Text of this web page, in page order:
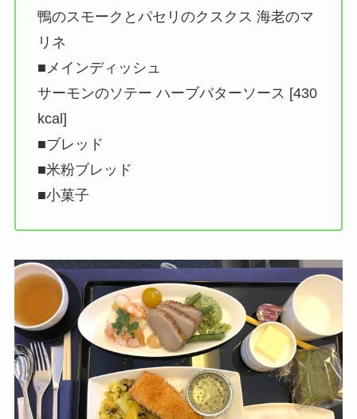
鴨のスモークとパセリのクスクス 海老のマ
リネ
■メインディッシュ
サーモンのソテー ハーブバターソース [430
kcal]
■ブレッド
■米粉ブレッド
■小菓子